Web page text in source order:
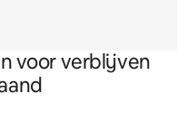
voor verblijven